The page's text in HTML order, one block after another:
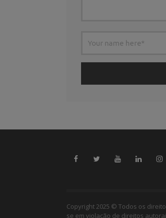
Copyright 2025 © Todos os
se em violação de direitos